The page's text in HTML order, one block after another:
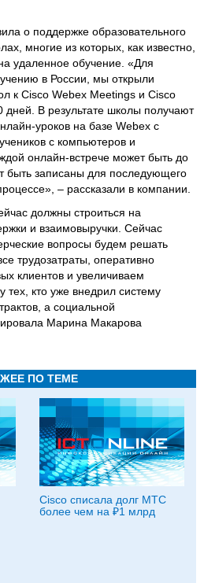
о поддержке образовательного
многие из которых, как известно,
удаленное обучение. «Для
в России, мы открыли
к Cisco Webex Meetings и Cisco
дней. В результате школы получают
уроков на базе Webex с
с компьютеров и
онлайн-встрече может быть до
быть записаны для последующего
– рассказали в компании.
должны строиться на
и взаимовыручки. Сейчас
вопросы будем решать
трудозатраты, оперативно
клиентов и увеличиваем
тех, кто уже внедрил систему
а социальной
Марина Макарова
ПО ТЕМЕ
Cisco списала долг МТС
более чем на ₽1 млрд